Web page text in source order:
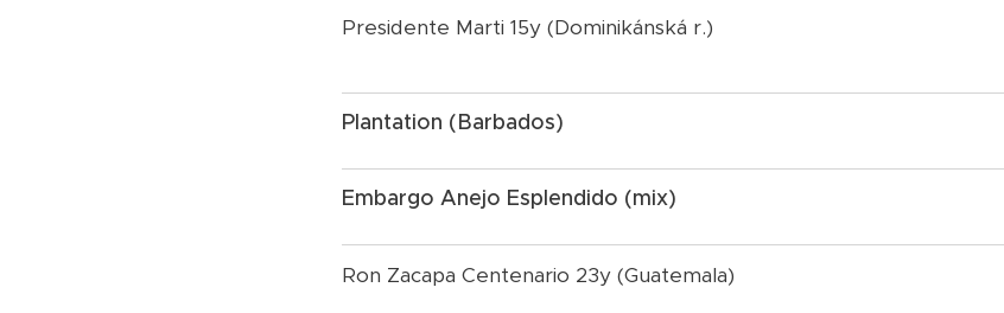
Presidente Marti 15y (Dominikánská r.)
Plantation (Barbados)
Embargo Anejo Esplendido (mix)
Ron Zacapa Centenario 23y (Guatemala)